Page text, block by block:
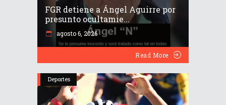
FGR detiene a Ángel Aguirre por
presunto ocultamie...
agosto 6, 2026
Read More
Deportes